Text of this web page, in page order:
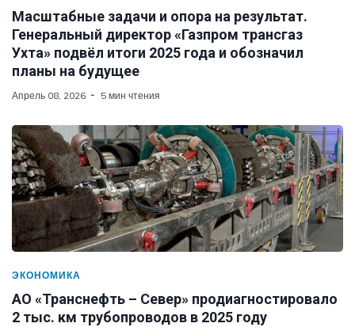
Масштабные задачи и опора на результат.
Генеральный директор «Газпром трансгаз
Ухта» подвёл итоги 2025 года и обозначил
планы на будущее
Апрель 08, 2026 5 мин чтения
ЭКОНОМИКА
АО «Транснефть – Север» продиагностировало
2 тыс. км трубопроводов в 2025 году